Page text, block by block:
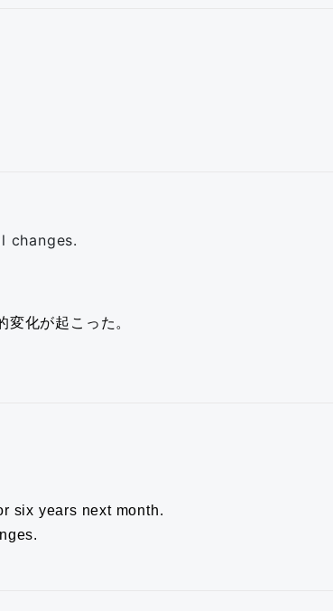
changes.
化が起こった。
six years next month.